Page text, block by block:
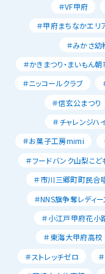
＃VF甲府
＃甲府まちなかエリ
＃みかさ幼
＃かきまつり・まいもん朝
＃ニッコールクラブ
＃信玄公まつり
＃チャレンジハ
＃お菓子工房mimi
＃フードバンク山梨こ
＃市川三郷町町民合
＃NNS旗争奪レディ
＃小江戸甲府花小
＃東海大甲府高校
＃ストレッチゼロ